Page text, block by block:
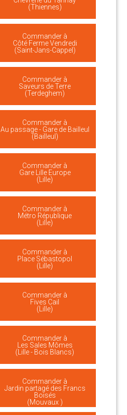
(Thiennes)
Commander à
Côté Ferme Vendredi
(Saint-Jans-Cappel)
Commander à
Saveurs de Terre
(Terdeghem)
Commander à
Au passage - Gare de Bailleul
(Bailleul)
Commander à
Gare Lille Europe
(Lille)
Commander à
Métro République
(Lille)
Commander à
Place Sébastopol
(Lille)
Commander à
Fives Cail
(Lille)
Commander à
Les Sales Mômes
(Lille - Bois Blancs)
Commander à
Jardin partagé des Francs
Boisés
(Mouvaux )